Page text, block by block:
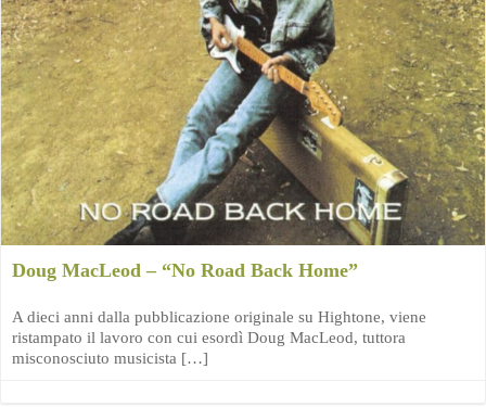
Doug MacLeod – “No Road Back Home”
A dieci anni dalla pubblicazione originale su Hightone, viene
ristampato il lavoro con cui esordì Doug MacLeod, tuttora
misconosciuto musicista […]